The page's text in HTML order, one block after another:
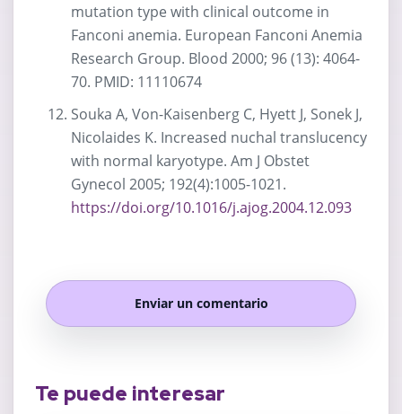
mutation type with clinical outcome in
Fanconi anemia. European Fanconi Anemia
Research Group. Blood 2000; 96 (13): 4064-
70. PMID: 11110674
Souka A, Von-Kaisenberg C, Hyett J, Sonek J,
Nicolaides K. Increased nuchal translucency
with normal karyotype. Am J Obstet
Gynecol 2005; 192(4):1005-1021.
https://doi.org/10.1016/j.ajog.2004.12.093
Enviar un comentario
Te puede interesar